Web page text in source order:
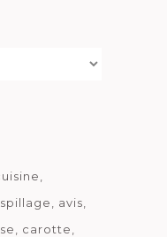
avis
carotte